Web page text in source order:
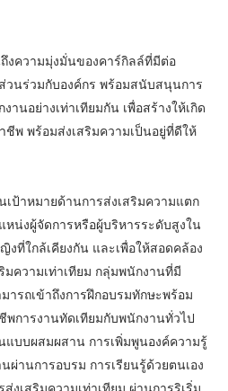
งความมุ่งมั่นของคาร์กิลล์ที่มีต่อ
วนร่วมกับองค์กร พร้อมสนับสนุนการ
านอย่างเท่าเทียมกัน เพื่อสร้างให้เกิด
พ พร้อมส่งเสริมความเป็นอยู่ที่ดีให้
เป้าหมายด้านการส่งเสริมความแตก
หน่งผู้จัดการหรือผู้บริหารระดับสูงใน
ที่ใกล้เคียงกัน และเพื่อให้สอดคล้อง
ความเท่าเทียม กลุ่มพนักงานที่มี
ารถเข้าถึงการฝึกอบรมทักษะพร้อม
พการงานทัดเทียมกับพนักงานทั่วไป
แบบผสมผสาน การเพิ่มพูนองค์ความรู้
ผ่านการอบรม การเรียนรู้ด้วยตนเอง
งเสริมความเท่าเทียม ผ่านการริเริ่ม